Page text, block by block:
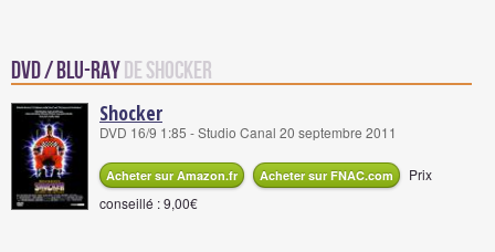
DVD / Blu-Rayde Shocker
Shocker
DVD 16/9 1:85 - Studio Canal 20 septembre 2011
Acheter sur Amazon.fr Acheter sur FNAC.com
Prix
conseillé : 9,00€